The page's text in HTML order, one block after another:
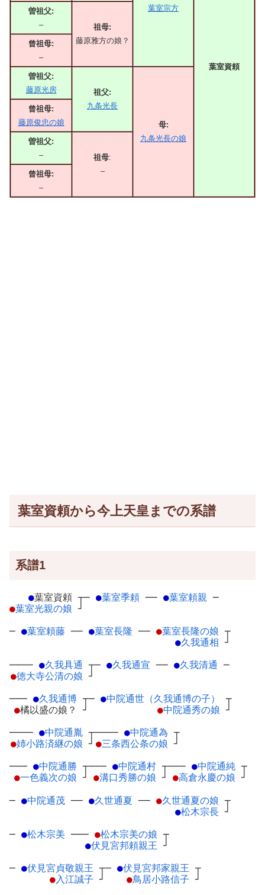
葉室宗方
葉室資頼
曽祖父:
–
祖母:
藤原雅方の娘？
曾祖母:
–
曽祖父:
藤原光房
祖父:
九条光長
母:
九条光長の娘
曾祖母:
藤原俊忠の娘
曽祖父:
–
祖母:
–
曾祖母:
–
葉室資頼から今上天皇までの系譜
系譜1
●葉室資頼 ┬
●葉室光親の娘 ┘
─ ●葉室季頼 ── ●葉室頼親 ─
─ ●葉室頼藤 ── ●葉室長隆 ── ●葉室長隆の娘 ┬
●久我通相 ┘
──── ●久我具通 ┬
●徳大寺公清の娘 ┘
─ ●久我通宣 ── ●久我清通 ─
─── ●久我通博 ┬
●橘以盛の娘？ ┘
─ ●中院通世（久我通博の子）
┬
●中院通秀の娘 ┘
──── ●中院通胤 ┬
●姉小路済継の娘 ┘
──── ●中院通為 ┬
●三条西公条の娘 ┘
─── ●中院通勝 ┬
●一色義次の娘 ┘
─── ●中院通村 ┬
●溝口秀勝の娘 ┘
─── ●中院通純 ┬
●高倉永慶の娘 ┘
─ ●中院通茂 ── ●久世通夏 ── ●久世通夏の娘 ┬
●松木宗長 ┘
─ ●松木宗美 ─── ●松木宗美の娘 ┬
●伏見宮邦頼親王 ┘
─ ●伏見宮貞敬親王 ┬
●入江誠子 ┘
─ ●伏見宮邦家親王 ┬
●鳥居小路信子 ┘